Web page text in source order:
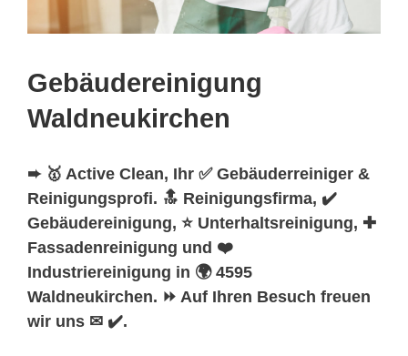
Gebäudereinigung
Waldneukirchen
➨ 🥇 Active Clean, Ihr ✅ Gebäuderreiniger &
Reinigungsprofi. 🔝 Reinigungsfirma, ✔️
Gebäudereinigung, ⭐ Unterhaltsreinigung, ✚
Fassadenreinigung und ❤️
Industriereinigung in 🌍 4595
Waldneukirchen. ⏩ Auf Ihren Besuch freuen
wir uns ✉ ✔️.